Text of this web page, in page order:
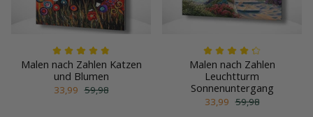
Malen nach Zahlen Katzen
und Blumen
33,99 59,98
Malen nach Zahlen
Leuchtturm
Sonnenuntergang
33,99 59,98